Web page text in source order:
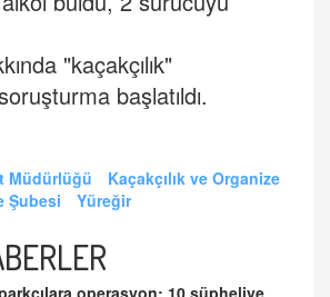
"kaçakçılık"
başlatıldı.
Müdürlüğü
Kaçakçılık ve Organize
Şubesi
Yüreğir